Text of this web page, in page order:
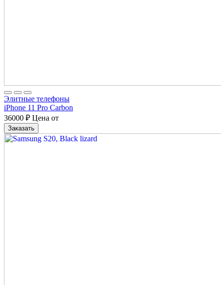
Элитные телефоны
iPhone 11 Pro Carbon
36000 ₽ Цена от
Заказать